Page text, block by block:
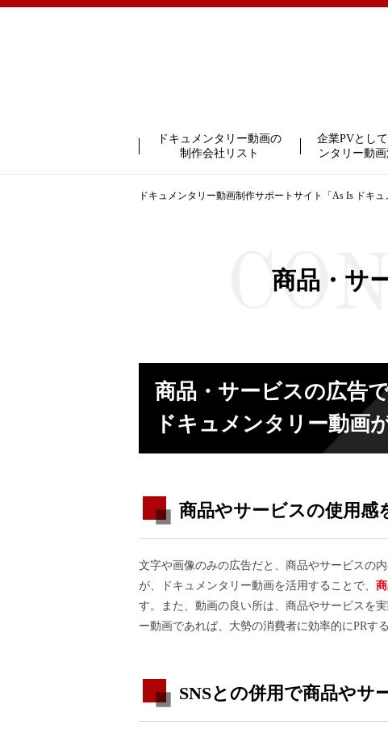
ドキュメンタリー動画の
制作会社リスト
企業PVとし
ンタリー動
ドキュメンタリー動画制作サポートサイト「As Is ドキュ
商品・サ
商品・サービスの広告
ドキュメンタリー動画
商品やサービスの使用感
文字や画像のみの広告だと、商品やサービスの
が、ドキュメンタリー動画を活用することで、
す。また、動画の良い所は、商品やサービスを
ー動画であれば、大勢の消費者に効率的にPRす
SNSとの併用で商品やサ